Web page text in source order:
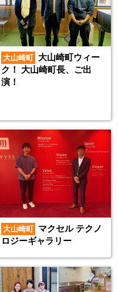
大山崎町
大山崎町ウィー
ク！ 大山崎町長、ご出
演！
大山崎町
マクセル テクノ
ロジーギャラリー